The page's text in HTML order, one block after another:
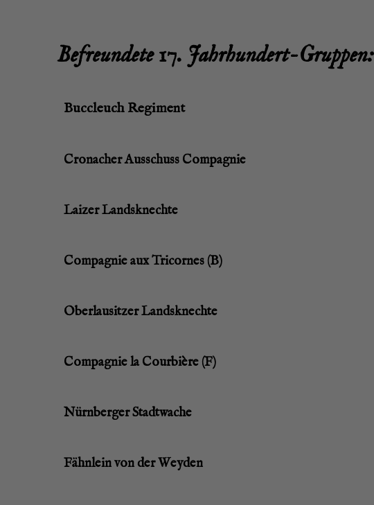
Befreun­de­te 17. Jahrhundert-Gruppen:
Buc­cleuch Regiment
Cro­nacher Aus­schuss Compagnie
Lai­zer Landsknechte
Com­pa­gnie aux Tri­cor­nes (B)
Ober­lau­sit­zer Landsknechte
Com­pa­gnie la Cour­biè­re (F)
Nürn­ber­ger Stadtwache
Fähn­lein von der Weyden